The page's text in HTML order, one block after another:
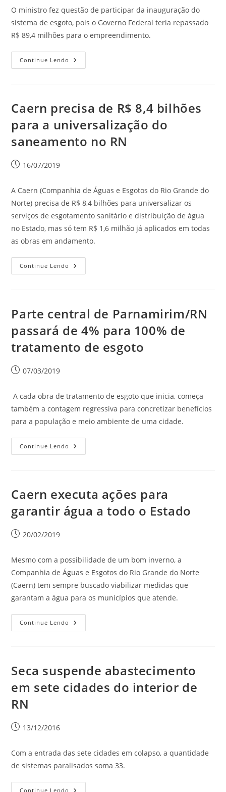
O ministro fez questão de participar da inauguração do
sistema de esgoto, pois o Governo Federal teria repassado
R$ 89,4 milhões para o empreendimento.
Continue Lendo
Caern precisa de R$ 8,4 bilhões
para a universalização do
saneamento no RN
16/07/2019
A Caern (Companhia de Águas e Esgotos do Rio Grande do
Norte) precisa de R$ 8,4 bilhões para universalizar os
serviços de esgotamento sanitário e distribuição de água
no Estado, mas só tem R$ 1,6 milhão já aplicados em todas
as obras em andamento.
Continue Lendo
Parte central de Parnamirim/RN
passará de 4% para 100% de
tratamento de esgoto
07/03/2019
A cada obra de tratamento de esgoto que inicia, começa
também a contagem regressiva para concretizar benefícios
para a população e meio ambiente de uma cidade.
Continue Lendo
Caern executa ações para
garantir água a todo o Estado
20/02/2019
Mesmo com a possibilidade de um bom inverno, a
Companhia de Águas e Esgotos do Rio Grande do Norte
(Caern) tem sempre buscado viabilizar medidas que
garantam a água para os municípios que atende.
Continue Lendo
Seca suspende abastecimento
em sete cidades do interior de
RN
13/12/2016
Com a entrada das sete cidades em colapso, a quantidade
de sistemas paralisados soma 33.
Continue Lendo